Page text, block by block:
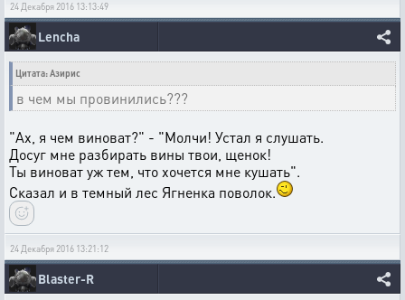
24 Декабря 2016 13:13:49
Lencha
Цитата: Азирис
в чем мы провинились???
"Ах, я чем виноват?" - "Молчи! Устал я слушать.
Досуг мне разбирать вины твои, щенок!
Ты виноват уж тем, что хочется мне кушать".
Сказал и в темный лес Ягненка поволок.
24 Декабря 2016 13:21:12
Blaster-R